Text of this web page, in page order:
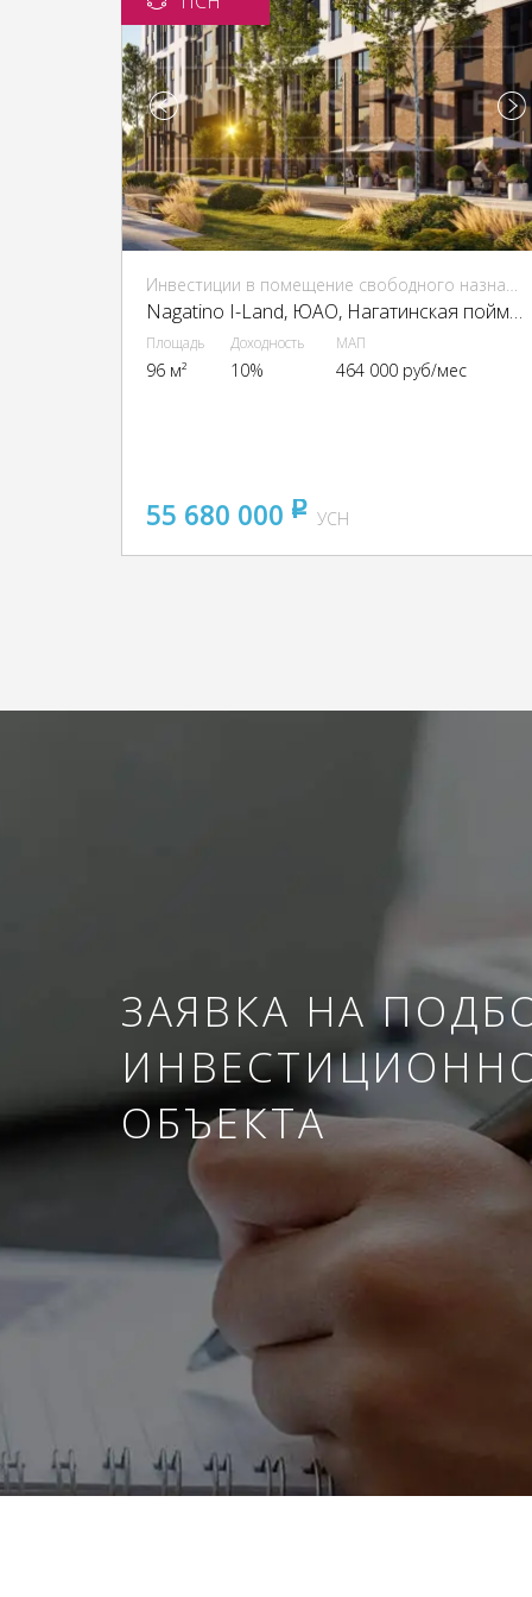
Инвестиции в помещение свободного назначения (ПСН)
Nagatino I-Land, ЮАО, Нагатинская пойма, проектируемый пр-д, 4062, вл.6
Площадь
96 м²
Доходность
10%
МАП
464 000 руб/мес
55 680 000 pуб
УСН
ЗАЯВКА НА
ОБЪЕКТА